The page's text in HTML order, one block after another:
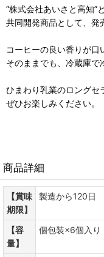
“株式会社あいさと高知”
共同開発商品として、発
コーヒーの良い香りが口
そのままでも、冷蔵庫で
ひまわり乳業のロングセ
ぜひお楽しみください。
商品詳細
【賞味
期限】
製造から120日
【容
量】
個包装×6個入り